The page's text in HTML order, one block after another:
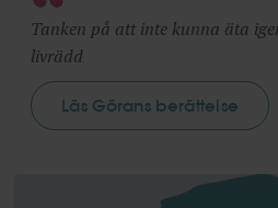
Tanken på att inte kunna äta
livrädd
Läs Görans berättelse